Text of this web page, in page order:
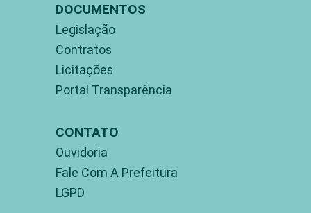
DOCUMENTOS
Legislação
Contratos
Licitações
Portal Transparência
CONTATO
Ouvidoria
Fale Com A Prefeitura
LGPD